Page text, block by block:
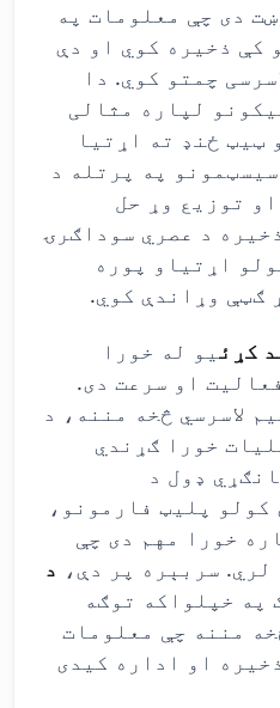
دی چې معلومات په
کې ذخیره کوي او دې
چمتو کوي. دا
لپاره مثالی
ټیټ ځنډ ته اړتیا
په پرتله د
توزیع وړ حل
د عصري سوداګرۍ
اړتیاو پوره
ګټې وړاندې کوي.
کړئ یو له خورا
او سرعت دی.
لاسرسي څخه مننه، د
خورا ګړندي
ډول د
پلیټ فارمونو،
خورا مهم دی چې
سربېره پر دې، د
په خپلواکه توګه
مننه چې معلومات
او اداره کیدی